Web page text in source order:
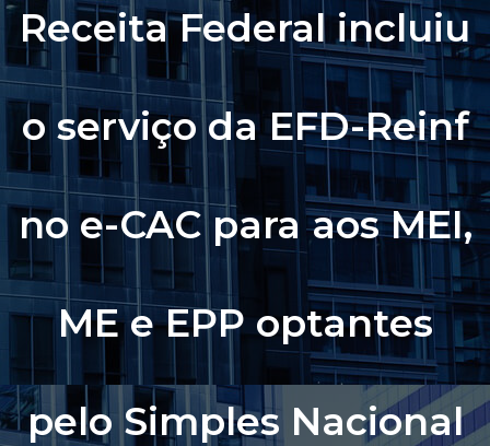
a
v
e
g
a
ã
o
Receita Federal incluiu
o serviço da EFD-Reinf
no e-CAC para aos MEI,
ME e EPP optantes
pelo Simples Nacional